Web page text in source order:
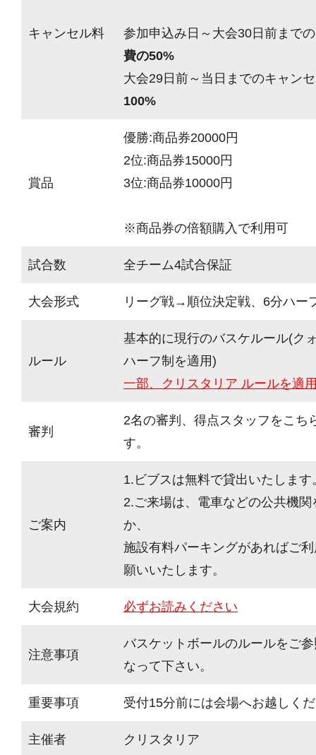
キャンセル料
参加申込み日～大会30日前まで
費の50%
大会29日前～当日までのキャン
100%
賞品
優勝:商品券20000円
2位:商品券15000円
3位:商品券10000円
※商品券の倍額購入で利用可
試合数 全チーム4試合保証
大会形式 リーグ戦→順位決定戦、6分ハー
ルール
基本的に現行のバスケルール(ク
ハーフ制を適用)
一部、クリスタリア ルールを適
審判
2名の審判、得点スタッフをこち
す。
ご案内
1.ビブスは無料で貸出いたします
2.ご来場は、電車などの公共機
か、
施設有料パーキングがあればご
願いいたします。
大会規約 必ずお読みください
注意事項
バスケットボールのルールをご
なって下さい。
重要事項 受付15分前には会場へお越しく
主催者 クリスタリア